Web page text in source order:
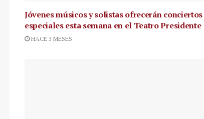
Jóvenes músicos y solistas ofrecerán conciertos
especiales esta semana en el Teatro Presidente
HACE 3 MESES